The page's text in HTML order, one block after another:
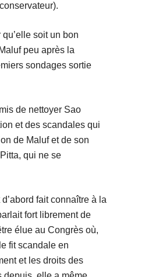
soit un bon
peu après la
sondages sortie
de nettoyer Sao
et des scandales qui
de Maluf et de son
qui ne se
fait connaître à la
fort librement de
élue au Congrès où,
fit scandale en
et les droits des